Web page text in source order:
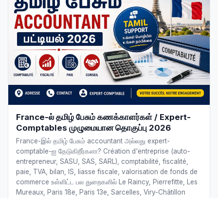
France-ல் தமிழ் பேசும் கணக்காளர்கள் / Expert-
Comptables முழுமையான தொகுப்பு 2026
France-இல் தமிழ் பேசும் accountant அல்லது expert-
comptable-ஐ தேடுகிறீர்களா? Création d'entreprise (auto-
entrepreneur, SASU, SAS, SARL), comptabilité, fiscalité,
paie, TVA, bilan, IS, liasse fiscale, valorisation de fonds de
commerce உள்ளிட்ட பல துறைகளில் Le Raincy, Pierrefitte, Les
Mureaux, Paris 18e, Paris 13e, Sarcelles, Viry-Châtillon